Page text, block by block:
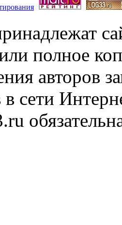
полное
авторов
сети